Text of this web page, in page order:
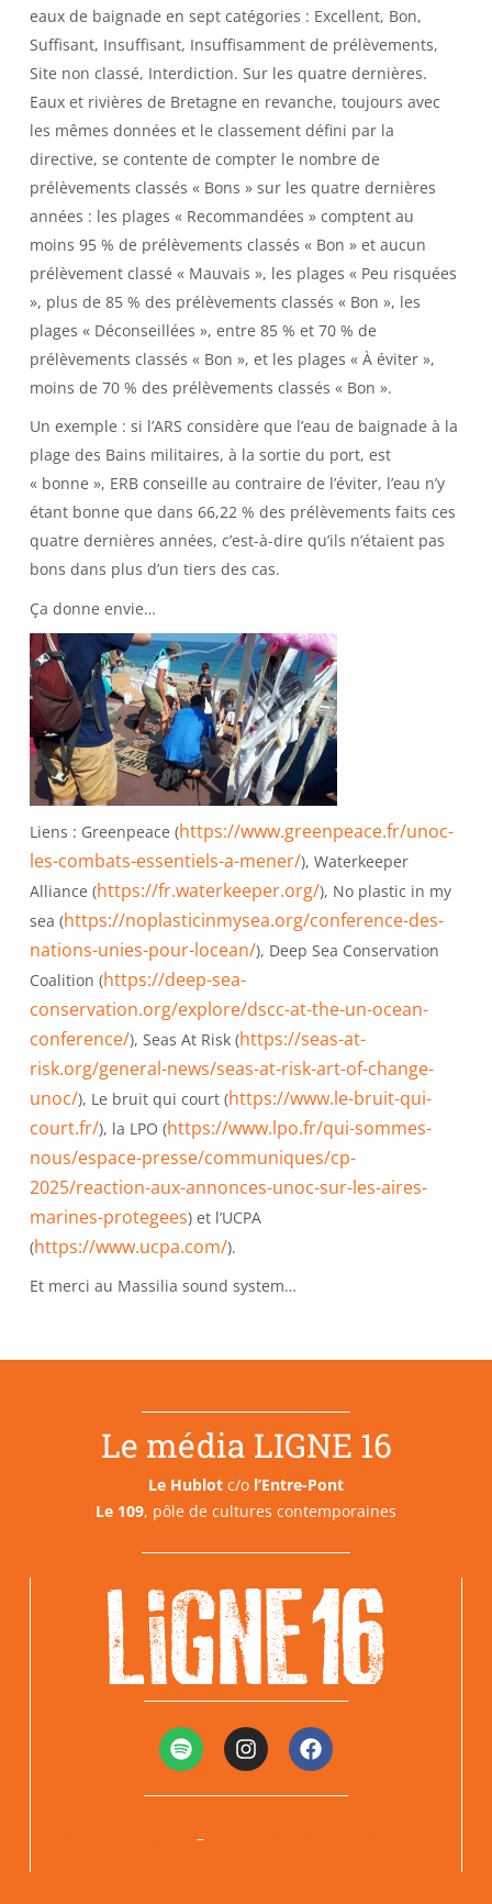
eaux de baignade en sept catégories : Excellent, Bon,
Suffisant, Insuffisant, Insuffisamment de prélèvements,
Site non classé, Interdiction. Sur les quatre dernières.
Eaux et rivières de Bretagne en revanche, toujours avec
les mêmes données et le classement défini par la
directive, se contente de compter le nombre de
prélèvements classés « Bons » sur les quatre dernières
années : les plages « Recommandées » comptent au
moins 95 % de prélèvements classés « Bon » et aucun
prélèvement classé « Mauvais », les plages « Peu risquées
», plus de 85 % des prélèvements classés « Bon », les
plages « Déconseillées », entre 85 % et 70 % de
prélèvements classés « Bon », et les plages « À éviter »,
moins de 70 % des prélèvements classés « Bon ».
Un exemple : si l’ARS considère que l’eau de baignade à la
plage des Bains militaires, à la sortie du port, est
« bonne », ERB conseille au contraire de l’éviter, l’eau n’y
étant bonne que dans 66,22 % des prélèvements faits ces
quatre dernières années, c’est-à-dire qu’ils n’étaient pas
bons dans plus d’un tiers des cas.
Ça donne envie…
Liens : Greenpeace (https://www.greenpeace.fr/unoc-
les-combats-essentiels-a-mener/), Waterkeeper
Alliance (https://fr.waterkeeper.org/), No plastic in my
sea (https://noplasticinmysea.org/conference-des-
nations-unies-pour-locean/), Deep Sea Conservation
Coalition (https://deep-sea-
conservation.org/explore/dscc-at-the-un-ocean-
conference/), Seas At Risk (https://seas-at-
risk.org/general-news/seas-at-risk-art-of-change-
unoc/), Le bruit qui court (https://www.le-bruit-qui-
court.fr/), la LPO (https://www.lpo.fr/qui-sommes-
nous/espace-presse/communiques/cp-
2025/reaction-aux-annonces-unoc-sur-les-aires-
marines-protegees) et l’UCPA
(https://www.ucpa.com/).
Et merci au Massilia sound system…
Le média LIGNE 16
Le Hublot c/o l’Entre-Pont
Le 109, pôle de cultures contemporaines
–